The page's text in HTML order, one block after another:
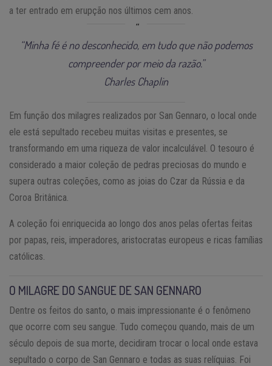
a ter entrado em erupção nos últimos cem anos.
“Minha fé é no desconhecido, em tudo que não podemos
compreender por meio da razão.”
Charles Chaplin
Em função dos milagres realizados por San Gennaro, o local onde
ele está sepultado recebeu muitas visitas e presentes, se
transformando em uma riqueza de valor incalculável. O tesouro é
considerado a maior coleção de pedras preciosas do mundo e
supera outras coleções, como as joias do Czar da Rússia e da
Coroa Britânica.
A coleção foi enriquecida ao longo dos anos pelas ofertas feitas
por papas, reis, imperadores, aristocratas europeus e ricas famílias
católicas.
O MILAGRE DO SANGUE DE SAN GENNARO
Dentre os feitos do santo, o mais impressionante é o fenômeno
que ocorre com seu sangue. Tudo começou quando, mais de um
século depois de sua morte, decidiram trocar o local onde estava
sepultado o corpo de San Gennaro e todas as suas relíquias. Foi